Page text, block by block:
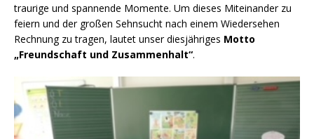
traurige und spannende Momente. Um dieses Miteinander zu
feiern und der großen Sehnsucht nach einem Wiedersehen
Rechnung zu tragen, lautet unser diesjähriges Motto
„Freundschaft und Zusammenhalt“.